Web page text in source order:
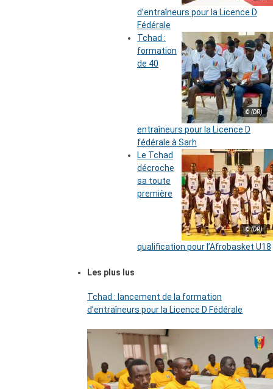
d’entraîneurs pour la Licence D
Fédérale
© (DR)
Tchad :
formation
de 40
entraîneurs pour la Licence D
fédérale à Sarh
© (DR)
Le Tchad
décroche
sa toute
première
qualification pour l’Afrobasket U18
Les plus lus
Tchad : lancement de la formation
d’entraîneurs pour la Licence D Fédérale